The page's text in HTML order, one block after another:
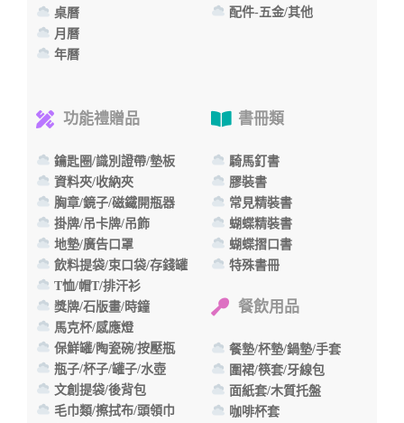
桌曆
月曆
年曆
配件-五金/其他
功能禮贈品
鑰匙圈/識別證帶/墊板
資料夾/收納夾
胸章/鏡子/磁鐵開瓶器
掛牌/吊卡牌/吊飾
地墊/廣告口罩
飲料提袋/束口袋/存錢罐
T恤/帽T/排汗衫
獎牌/石版畫/時鐘
馬克杯/感應燈
保鮮罐/陶瓷碗/按壓瓶
瓶子/杯子/罐子/水壺
文創提袋/後背包
毛巾類/擦拭布/頭領巾
書冊類
騎馬釘書
膠裝書
常見精裝書
蝴蝶精裝書
蝴蝶摺口書
特殊書冊
餐飲用品
餐墊/杯墊/鍋墊/手套
圍裙/筷套/牙線包
面紙套/木質托盤
咖啡杯套